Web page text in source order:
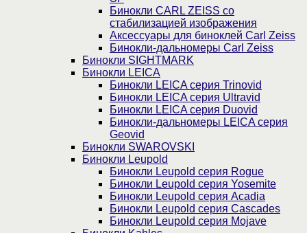
Бинокли CARL ZEISS со
стабилизацией изображения
Аксессуары для биноклей Carl Zeiss
Бинокли-дальномеры Carl Zeiss
Бинокли SIGHTMARK
Бинокли LEICA
Бинокли LEICA серия Trinovid
Бинокли LEICA серия Ultravid
Бинокли LEICA серия Duovid
Бинокли-дальномеры LEICA серия
Geovid
Бинокли SWAROVSKI
Бинокли Leupold
Бинокли Leupold серия Rogue
Бинокли Leupold серия Yosemite
Бинокли Leupold серия Acadia
Бинокли Leupold серия Cascades
Бинокли Leupold серия Mojave